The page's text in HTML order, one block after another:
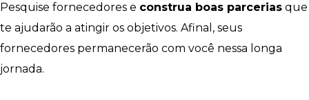
Pesquise fornecedores e construa boas parcerias que
te ajudarão a atingir os objetivos. Afinal, seus
fornecedores permanecerão com você nessa longa
jornada.